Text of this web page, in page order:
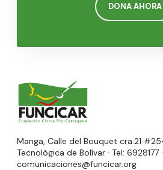
DONA AHORA
Manga, Calle del Bouquet cra.21
Tecnológica de Bolívar · Tel: 6928177 ·
comunicaciones@funcicar.org